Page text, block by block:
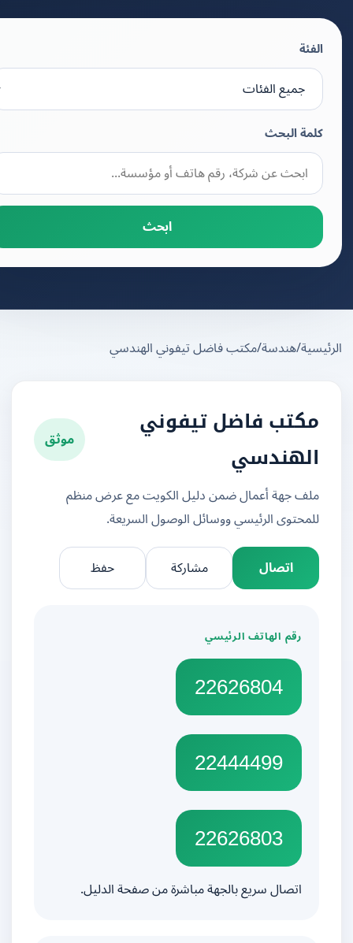
كلمة البحث
ابحث
/هندسة/مكتب فاضل تيفوني الهندسي
مكتب فاضل تيفوني
الهندسي
موثق
ملف جهة أعمال ضمن دليل الكويت مع عرض منظم
للمحتوى الرئيسي ووسائل الوصول السريعة.
اتصال
مشاركة
رقم الهاتف الرئيسي
22626804
22444499
22626803
اتصال سريع بالجهة مباشرة من صفحة الدليل.